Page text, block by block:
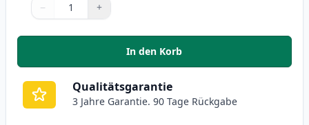
Menge
Verwenden Sie die Tasten, um anzupassen
− +
Menge 1
In den Korb
, HP 932XL (CN053AE)
Qualitätsgarantie
3 Jahre Garantie. 90 Tage Rückgabe